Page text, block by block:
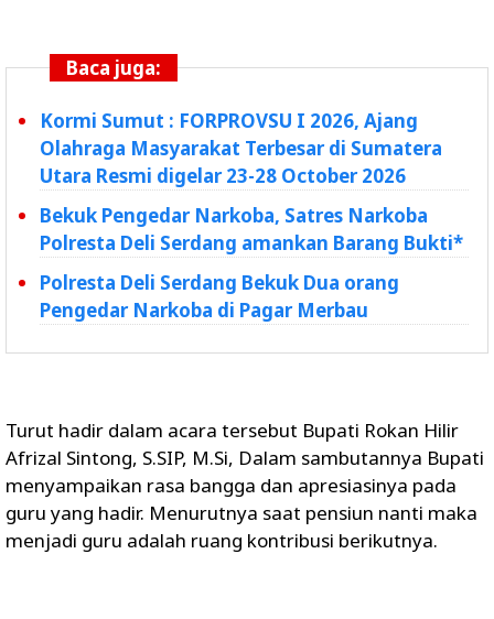
Baca juga:
Kormi Sumut : FORPROVSU I 2026, Ajang
Olahraga Masyarakat Terbesar di Sumatera
Utara Resmi digelar 23-28 October 2026
Bekuk Pengedar Narkoba, Satres Narkoba
Polresta Deli Serdang amankan Barang Bukti*
Polresta Deli Serdang Bekuk Dua orang
Pengedar Narkoba di Pagar Merbau
Turut hadir dalam acara tersebut Bupati Rokan Hilir
Afrizal Sintong, S.SIP, M.Si, Dalam sambutannya Bupati
menyampaikan rasa bangga dan apresiasinya pada
guru yang hadir. Menurutnya saat pensiun nanti maka
menjadi guru adalah ruang kontribusi berikutnya.